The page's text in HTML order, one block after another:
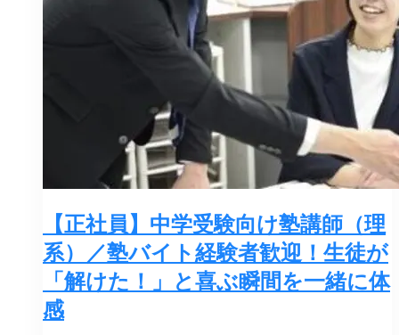
【正社員】中学受験向け塾講師（理
系）／塾バイト経験者歓迎！生徒が
「解けた！」と喜ぶ瞬間を一緒に体
感